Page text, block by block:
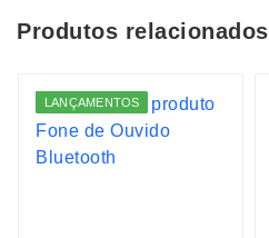
Produtos relacionados
LANÇAMENTOS